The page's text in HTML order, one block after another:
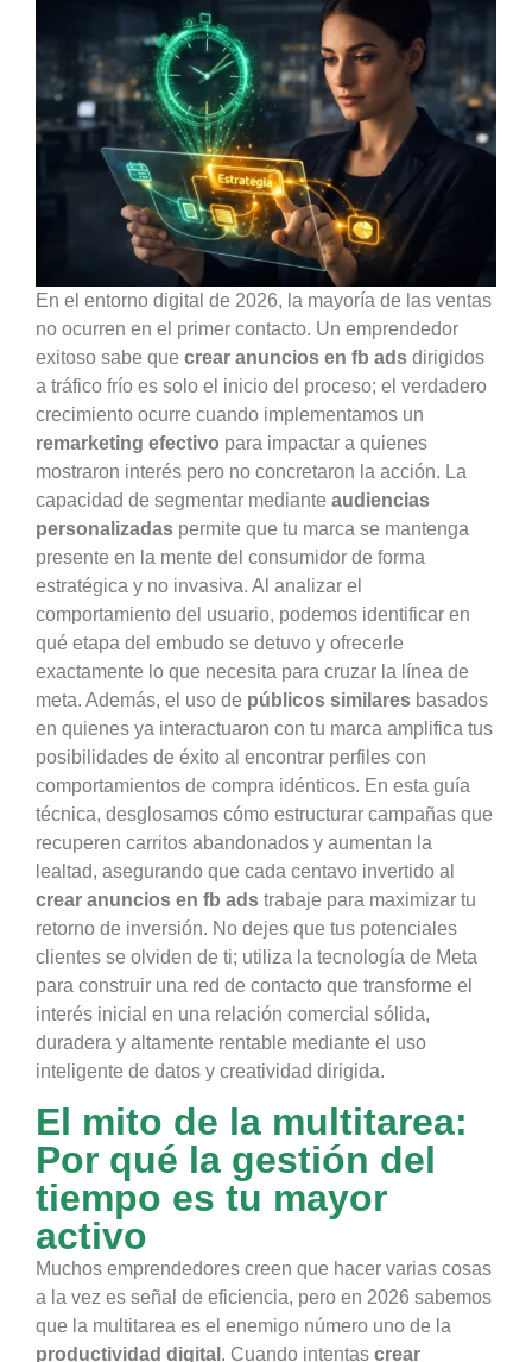
En el entorno digital de 2026, la mayoría de las ventas
no ocurren en el primer contacto. Un emprendedor
exitoso sabe que crear anuncios en fb ads dirigidos
a tráfico frío es solo el inicio del proceso; el verdadero
crecimiento ocurre cuando implementamos un
remarketing efectivo para impactar a quienes
mostraron interés pero no concretaron la acción. La
capacidad de segmentar mediante audiencias
personalizadas permite que tu marca se mantenga
presente en la mente del consumidor de forma
estratégica y no invasiva. Al analizar el
comportamiento del usuario, podemos identificar en
qué etapa del embudo se detuvo y ofrecerle
exactamente lo que necesita para cruzar la línea de
meta. Además, el uso de públicos similares basados
en quienes ya interactuaron con tu marca amplifica tus
posibilidades de éxito al encontrar perfiles con
comportamientos de compra idénticos. En esta guía
técnica, desglosamos cómo estructurar campañas que
recuperen carritos abandonados y aumentan la
lealtad, asegurando que cada centavo invertido al
crear anuncios en fb ads trabaje para maximizar tu
retorno de inversión. No dejes que tus potenciales
clientes se olviden de ti; utiliza la tecnología de Meta
para construir una red de contacto que transforme el
interés inicial en una relación comercial sólida,
duradera y altamente rentable mediante el uso
inteligente de datos y creatividad dirigida.
El mito de la multitarea:
Por qué la gestión del
tiempo es tu mayor
activo
Muchos emprendedores creen que hacer varias cosas
a la vez es señal de eficiencia, pero en 2026 sabemos
que la multitarea es el enemigo número uno de la
productividad digital . Cuando intentas crear